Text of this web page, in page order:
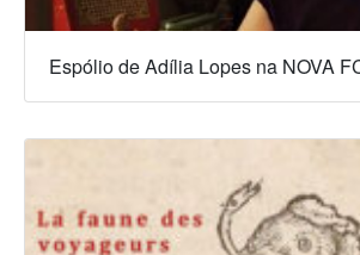
Espólio de Adília Lopes na NOVA